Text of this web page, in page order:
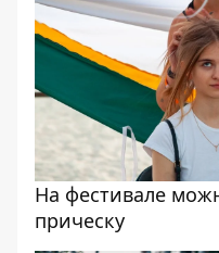
На фестивале
прическу